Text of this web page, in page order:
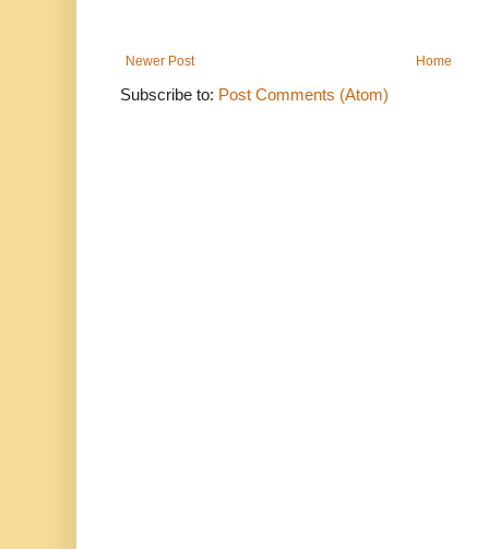
Newer Post Home
Subscribe to: Post Comments (Atom)